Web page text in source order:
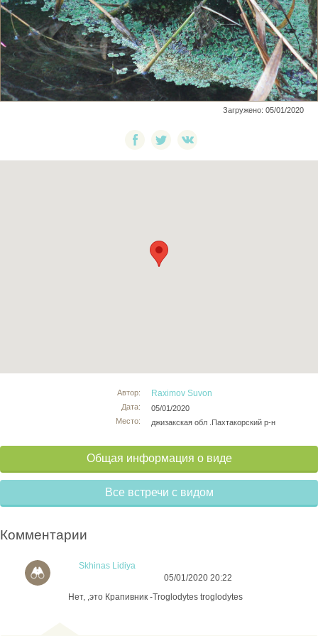
Загружено: 05/01/2020
Автор:
Дата:
Место:
Raximov Suvon
05/01/2020
джизакская обл .Пахтакорский р-н
Общая информация о виде
Все встречи с видом
Комментарии
Skhinas Lidiya
05/01/2020 20:22
Нет, ,это Крапивник -Troglodytes troglodytes